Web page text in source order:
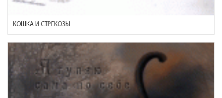
КОШКА И СТРЕКОЗЫ